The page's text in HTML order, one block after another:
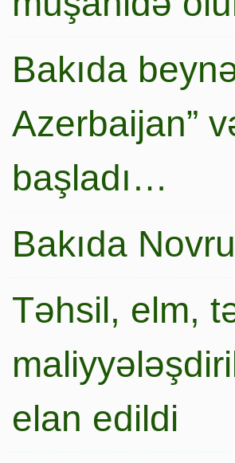
Bakıda
Azerbaijan”
başladı…
Bakıda
Təhsil, elm,
elan edildi